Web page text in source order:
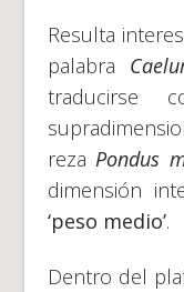
Resulta
palabra
traducirse
rezaPondus
dimensión
‘peso medio’.
Dentro del